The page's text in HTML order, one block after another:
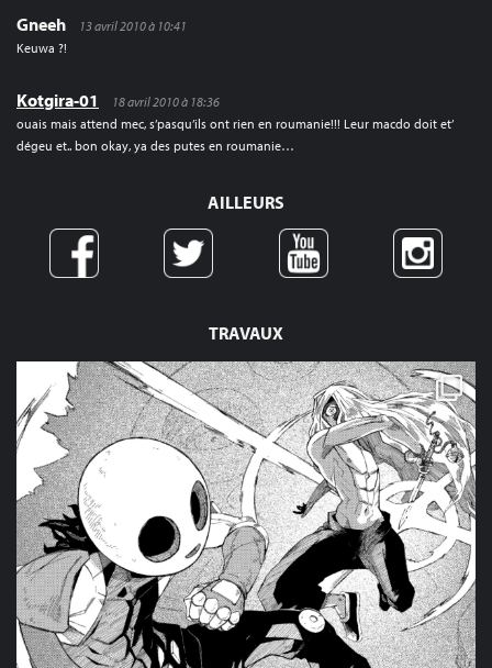
TRAVAUX
Gneeh
13 avril 2010 à 10:41
Keuwa ?!
Kotgira-01
18 avril 2010 à 18:36
ouais mais attend mec, s’pasqu’ils ont rien en roumanie!!! Leur macdo doit et’
dégeu et.. bon okay, ya des putes en roumanie…
AILLEURS